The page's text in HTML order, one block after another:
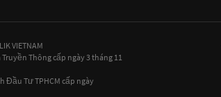
VIETNAM
Thông cấp ngày 3 tháng 11
Đầu Tư TPHCM cấp ngày